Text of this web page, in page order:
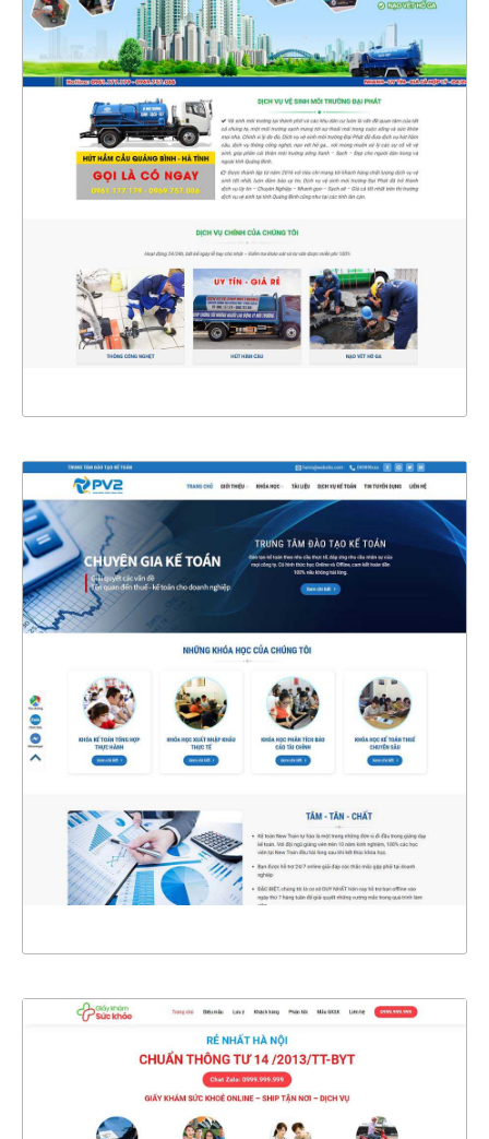
47127
CHI TIẾT
XEM THỰC TẾ
4749
CHI TIẾT
XEM THỰC TẾ